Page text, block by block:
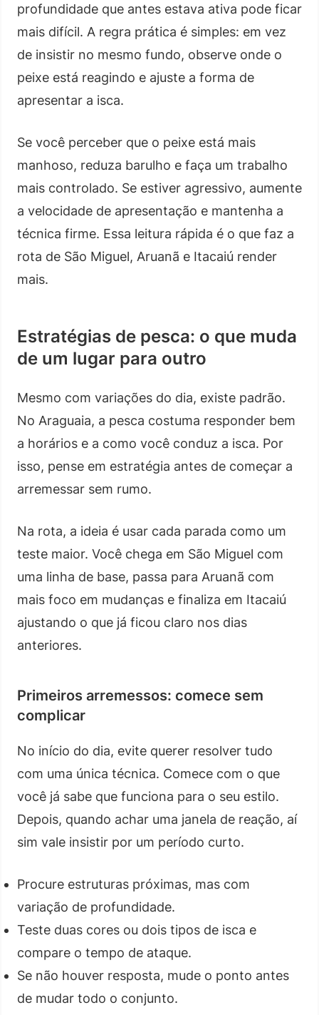
profundidade que antes estava ativa pode ficar
mais difícil. A regra prática é simples: em vez
de insistir no mesmo fundo, observe onde o
peixe está reagindo e ajuste a forma de
apresentar a isca.
Se você perceber que o peixe está mais
manhoso, reduza barulho e faça um trabalho
mais controlado. Se estiver agressivo, aumente
a velocidade de apresentação e mantenha a
técnica firme. Essa leitura rápida é o que faz a
rota de São Miguel, Aruanã e Itacaiú render
mais.
Estratégias de pesca: o que muda
de um lugar para outro
Mesmo com variações do dia, existe padrão.
No Araguaia, a pesca costuma responder bem
a horários e a como você conduz a isca. Por
isso, pense em estratégia antes de começar a
arremessar sem rumo.
Na rota, a ideia é usar cada parada como um
teste maior. Você chega em São Miguel com
uma linha de base, passa para Aruanã com
mais foco em mudanças e finaliza em Itacaiú
ajustando o que já ficou claro nos dias
anteriores.
Primeiros arremessos: comece sem
complicar
No início do dia, evite querer resolver tudo
com uma única técnica. Comece com o que
você já sabe que funciona para o seu estilo.
Depois, quando achar uma janela de reação, aí
sim vale insistir por um período curto.
Procure estruturas próximas, mas com
variação de profundidade.
Teste duas cores ou dois tipos de isca e
compare o tempo de ataque.
Se não houver resposta, mude o ponto antes
de mudar todo o conjunto.